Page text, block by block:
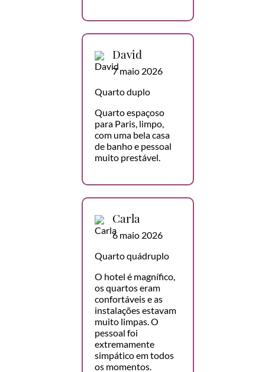
David
7 maio 2026
Quarto duplo
Quarto espaçoso
para Paris, limpo,
com uma bela casa
de banho e pessoal
muito prestável.
Carla
6 maio 2026
Quarto quádruplo
O hotel é magnífico,
os quartos eram
confortáveis e as
instalações estavam
muito limpas. O
pessoal foi
extremamente
simpático em todos
os momentos.